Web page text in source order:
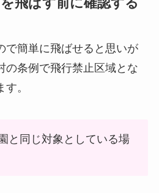
飛ばす前に確認する
で簡単に飛ばせると思いが
の条例で飛行禁止区域とな
。
と同じ対象としている場